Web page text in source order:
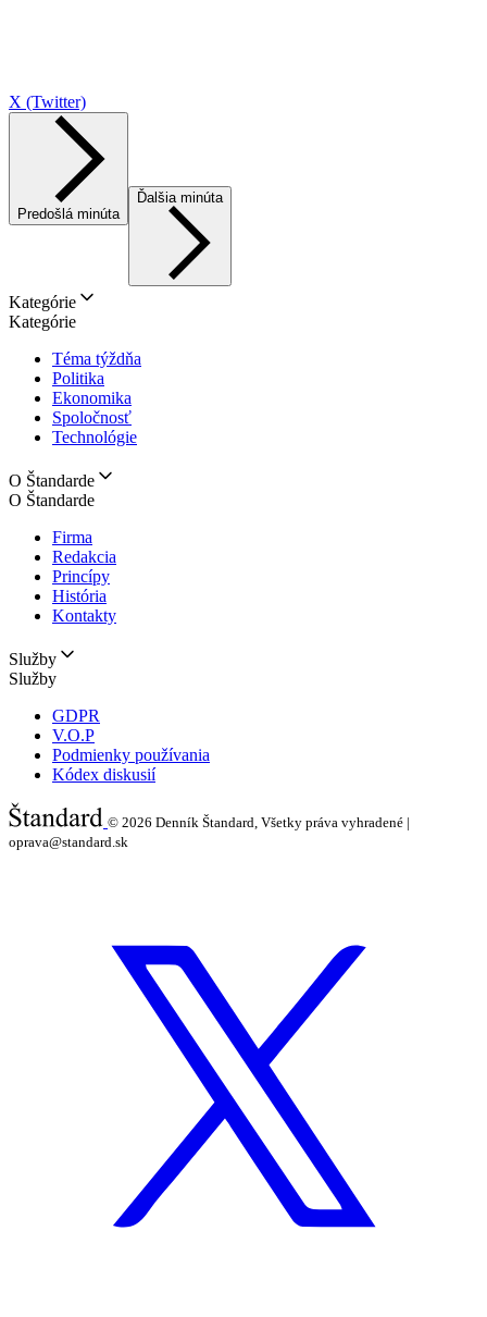
X (Twitter)
Predošlá minúta
Ďalšia minúta
Kategórie
Kategórie
Téma týždňa
Politika
Ekonomika
Spoločnosť
Technológie
O Štandarde
O Štandarde
Firma
Redakcia
Princípy
História
Kontakty
Služby
Služby
GDPR
V.O.P
Podmienky používania
Kódex diskusií
© 2026 Denník Štandard, Všetky práva vyhradené |
oprava@standard.sk